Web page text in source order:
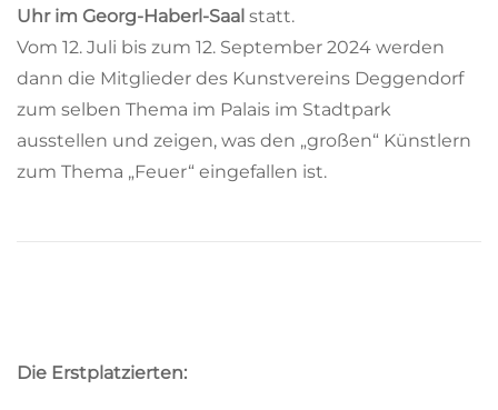
Uhr im Georg-Haberl-Saal statt.
Vom 12. Juli bis zum 12. September 2024 werden
dann die Mitglieder des Kunstvereins Deggendorf
zum selben Thema im Palais im Stadtpark
ausstellen und zeigen, was den „großen“ Künstlern
zum Thema „Feuer“ eingefallen ist.
Die Erstplatzierten: